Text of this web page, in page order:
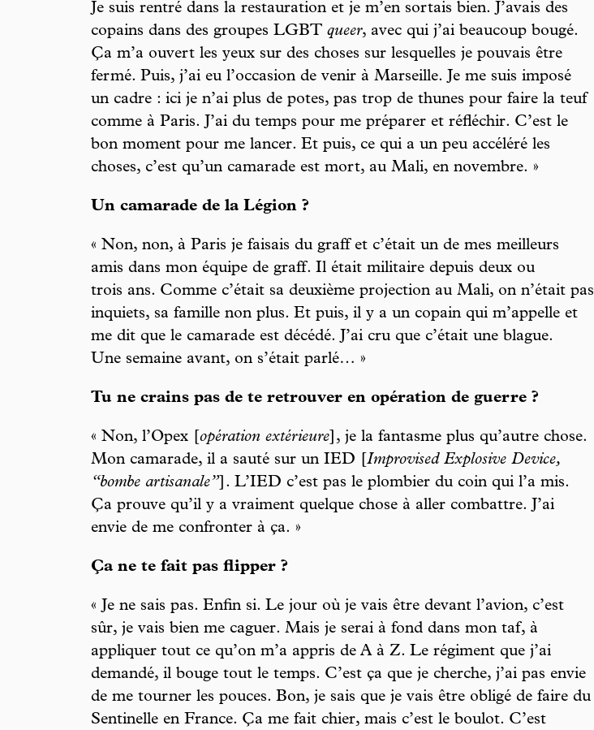
Je suis rentré dans la restauration et je m’en sortais bien. J’avais des
copains dans des groupes LGBT queer, avec qui j’ai beaucoup bougé.
Ça m’a ouvert les yeux sur des choses sur lesquelles je pouvais être
fermé. Puis, j’ai eu l’occasion de venir à Marseille. Je me suis imposé
un cadre : ici je n’ai plus de potes, pas trop de thunes pour faire la teuf
comme à Paris. J’ai du temps pour me préparer et réfléchir. C’est le
bon moment pour me lancer. Et puis, ce qui a un peu accéléré les
choses, c’est qu’un camarade est mort, au Mali, en novembre. »
Un camarade de la Légion ?
« Non, non, à Paris je faisais du graff et c’était un de mes meilleurs
amis dans mon équipe de graff. Il était militaire depuis deux ou
trois ans. Comme c’était sa deuxième projection au Mali, on n’était pas
inquiets, sa famille non plus. Et puis, il y a un copain qui m’appelle et
me dit que le camarade est décédé. J’ai cru que c’était une blague.
Une semaine avant, on s’était parlé… »
Tu ne crains pas de te retrouver en opération de guerre ?
« Non, l’Opex [ opération extérieure ], je la fantasme plus qu’autre chose.
Mon camarade, il a sauté sur un IED [ Improvised Explosive Device,
“bombe artisanale” ]. L’IED c’est pas le plombier du coin qui l’a mis.
Ça prouve qu’il y a vraiment quelque chose à aller combattre. J’ai
envie de me confronter à ça. »
Ça ne te fait pas flipper ?
« Je ne sais pas. Enfin si. Le jour où je vais être devant l’avion, c’est
sûr, je vais bien me caguer. Mais je serai à fond dans mon taf, à
appliquer tout ce qu’on m’a appris de A à Z. Le régiment que j’ai
demandé, il bouge tout le temps. C’est ça que je cherche, j’ai pas envie
de me tourner les pouces. Bon, je sais que je vais être obligé de faire du
Sentinelle en France. Ça me fait chier, mais c’est le boulot. C’est